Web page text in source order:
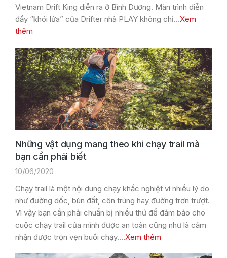
Vietnam Drift King diễn ra ở Bình Dương. Màn trình diễn
đầy “khói lửa” của Drifter nhà PLAY không chỉ…Xem
thêm
Những vật dụng mang theo khi chạy trail mà
bạn cần phải biết
10/06/2020
Chạy trail là một nội dung chạy khắc nghiệt vì nhiều lý do
như đường dốc, bùn đất, côn trùng hay đường trơn trượt.
Vì vậy bạn cần phải chuẩn bị nhiều thứ để đảm bảo cho
cuộc chạy trail của mình được an toàn cũng như là cảm
nhận được trọn vẹn buổi chạy.…Xem thêm